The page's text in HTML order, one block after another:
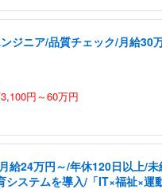
ジニア/品質チェック/月給30
円～60万円
給24万円～/年休120日以上/
システムを導入/「IT×福祉×運